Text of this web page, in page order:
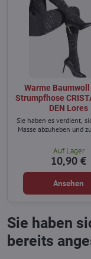
Warme
Strumpfhose
DEN Lores
Sie haben es verdient,
Masse abzuheben und
Auf Lager
10,90 €
Ansehen
Sie haben
bereits